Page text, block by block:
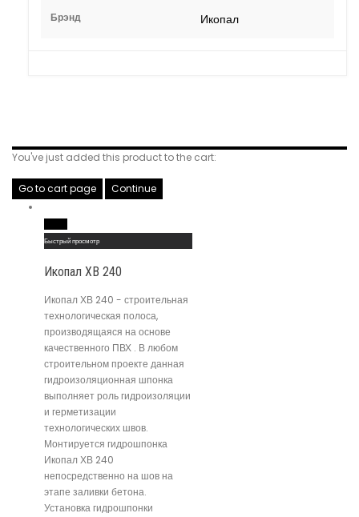
Брэнд Икопал
You've just added this product to the cart:
Go to cart page Continue
Быстрый просмотр
Икопал ХВ 240
Икопал ХВ 240 - строительная
технологическая полоса,
производящаяся на основе
качественного ПВХ . В любом
строительном проекте данная
гидроизоляционная шпонка
выполняет роль гидроизоляции
и герметизации
технологических швов.
Монтируется гидрошпонка
Икопал ХВ 240
непосредственно на шов на
этапе заливки бетона.
Установка гидрошпонки